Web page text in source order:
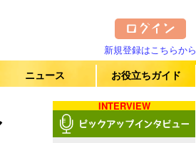
新規登録はこちらから
ニュース お役立ちガイド
INTERVIEW